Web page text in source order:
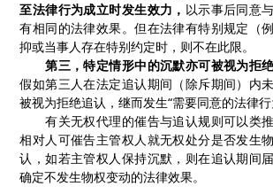
至法律行为成立时发生效力， 以示事后同意
有相同的法律效果。但在法律有特别规定（
抑或当事人存在特别约定时 ， 则不在此限。
第三，特定情形中的沉默亦可被视为拒
假如第三人在法定追认期间（除斥期间）内
被视为拒绝追认，继而发生“需要同意的法律行
有关无权代理的催告与追认规则可以类
相对人可催告主管权人就无权处分是否发生
认，如若主管权人保持沉默，则在追认期间
确定不发生物权变动的法律效果。